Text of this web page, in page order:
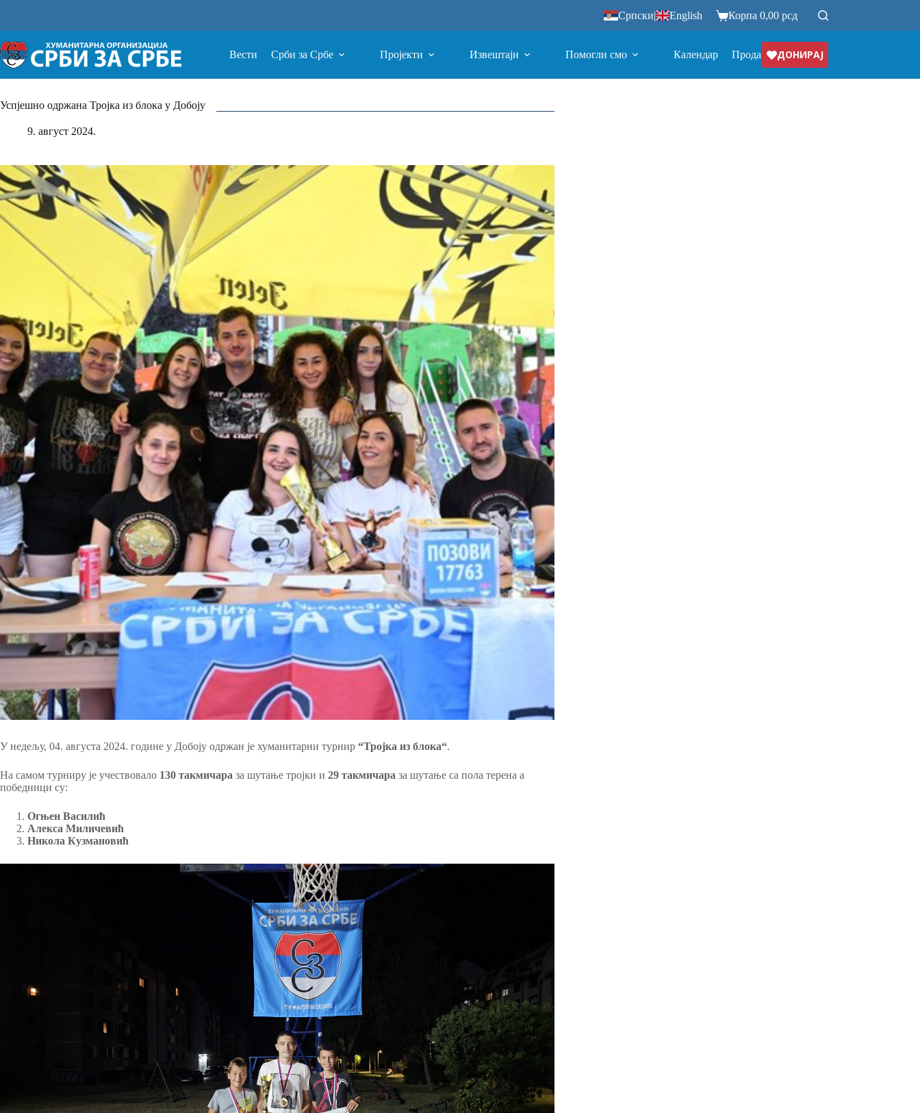
Српски| English Корпа 0,00 рсд
Вести Срби за Србе Пројекти Извештаји Помогли смо Календар ПродавницаДОНИРАЈ
Успјешно одржана Тројка из блока у Добоју
9. август 2024.
У недељу, 04. августа 2024. године у Добоју одржан је хуманитарни турнир “Тројка из блока“.
На самом турниру је учествовало 130 такмичара за шутање тројки и 29 такмичара за шутање са пола терена а
победници су:
Огњен Василић
Алекса Миличевић
Никола Кузмановић